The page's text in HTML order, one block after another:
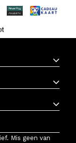
Mis geen van